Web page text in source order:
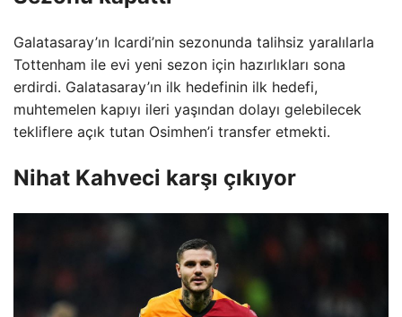
Galatasaray’ın Icardi’nin sezonunda talihsiz yaralılarla
Tottenham ile evi yeni sezon için hazırlıkları sona
erdirdi. Galatasaray’ın ilk hedefinin ilk hedefi,
muhtemelen kapıyı ileri yaşından dolayı gelebilecek
tekliflere açık tutan Osimhen’i transfer etmekti.
Nihat Kahveci karşı çıkıyor